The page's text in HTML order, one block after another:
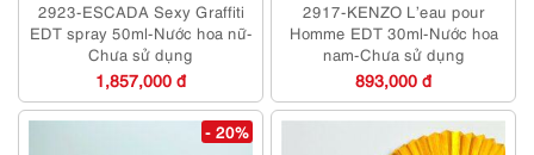
2923-ESCADA Sexy Graffiti
EDT spray 50ml-Nước hoa nữ-
Chưa sử dụng
1,857,000 đ
2917-KENZO L’eau pour
Homme EDT 30ml-Nước hoa
nam-Chưa sử dụng
893,000 đ
- 20%